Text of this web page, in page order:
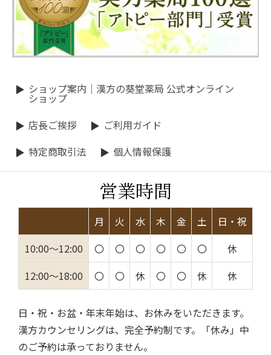
ショップ案内｜漢方の葵堂薬局 公式オンライン
ショップ
店長ご挨拶
ご利用ガイド
特定商取引法
個人情報保護
営業時間
月 火 水 木 金 土
日・祝
10:00～12:00
〇 〇 〇 〇 〇 〇
休
12:00～18:00
〇 〇 休 〇 〇 休 休
日・祝・お盆・年末年始は、お休みをいただきます。
漢方カウンセリングは、完全予約制です。「休み」中
のご予約は承っておりません。